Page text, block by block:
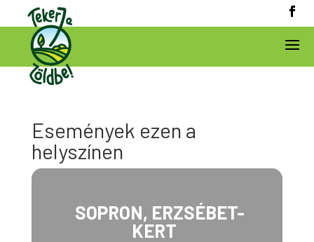
Események ezen a
helyszínen
SOPRON, ERZSÉBET-
KERT